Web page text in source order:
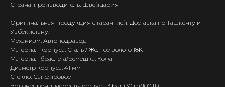
Страна-производитель: Швейцария
Оригинальная продукция с гарантией. Доставка по Ташкенту и
Узбекистану.
Механизм: Автоподзавод
Материал корпуса: Сталь / Жёлтое золото 18K
Материал браслета/ремешка: Кожа
Диаметр корпуса: 41 мм
Стекло: Сапфировое